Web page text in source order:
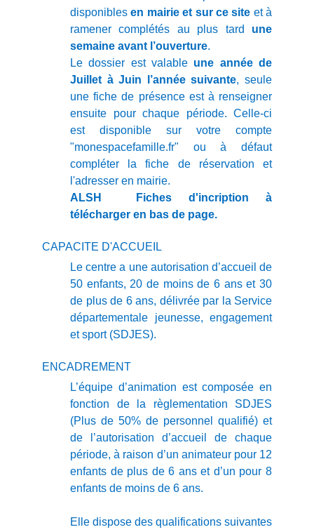
disponibles en mairie et sur ce site et à
ramener complétés au plus tard une
semaine avant l’ouverture.
Le dossier est valable une année de
Juillet à Juin l’année suivante, seule
une fiche de présence est à renseigner
ensuite pour chaque période. Celle-ci
est disponible sur votre compte
"monespacefamille.fr" ou à défaut
compléter la fiche de réservation et
l'adresser en mairie.
ALSH Fiches d'incription à
télécharger en bas de page.
CAPACITE D'ACCUEIL
Le centre a une autorisation d’accueil de
50 enfants, 20 de moins de 6 ans et 30
de plus de 6 ans, délivrée par la Service
départementale jeunesse, engagement
et sport (SDJES).
ENCADREMENT
L’équipe d’animation est composée en
fonction de la règlementation SDJES
(Plus de 50% de personnel qualifié) et
de l’autorisation d’accueil de chaque
période, à raison d’un animateur pour 12
enfants de plus de 6 ans et d’un pour 8
enfants de moins de 6 ans.
Elle dispose des qualifications suivantes